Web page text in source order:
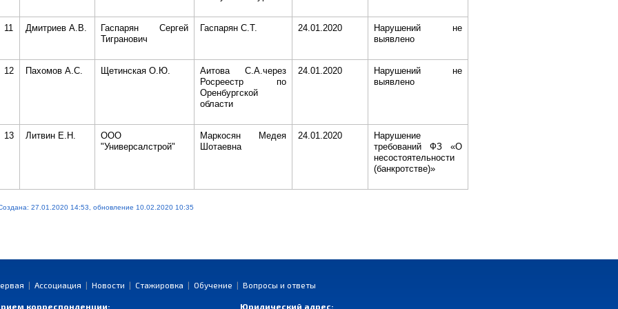
11 Дмитриев А.В.
Гаспарян Сергей
Тигранович
Гаспарян С.Т. 24.01.2020
Нарушений не
выявлено
12 Пахомов А.С. Щетинская О.Ю.
Аитова С.А.через
Росреестр по
Оренбургской
области
24.01.2020
Нарушений не
выявлено
13 Литвин Е.Н.
ООО
"Универсалстрой"
Маркосян Медея
Шотаевна
24.01.2020
Нарушение
требований ФЗ «О
несостоятельности
(банкротстве)»
27.01.2020 14:53, обновление 10.02.2020 10:35
| Ассоциация | Новости | Стажировка | Обучение | Вопросы и ответы
корреспонденции: Юридический адрес: